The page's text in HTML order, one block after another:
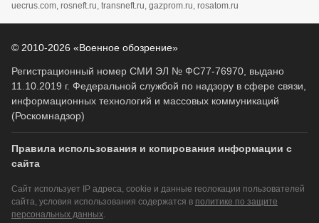
uecrus.com, rosneft.ru, transneft.ru, gazprom.ru, rosatom.ru
© 2010-2026 «Военное обозрение»
Регистрационный номер СМИ ЭЛ № ФС77-76970, выдано
11.10.2019 г. Федеральной службой по надзору в сфере связи,
информационных технологий и массовых коммуникаций
(Роскомнадзор)
Правила использования и копирования информации с
сайта
Сайт использует IP адреса, cookie и данные геолокации пользователей
сайта, условия использования содержатся в политике по защите
персональных данных.